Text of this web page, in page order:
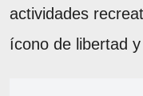
actividades
ícono de libertad